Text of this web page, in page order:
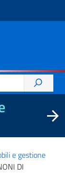
e gestione
DI